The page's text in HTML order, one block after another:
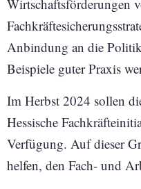
Wirtschaftsförderungen
Anbindung an die Politik
Beispiele guter Praxis
Im Herbst 2024 sollen
Hessische
Verfügung. Auf dieser
helfen, den Fach- und